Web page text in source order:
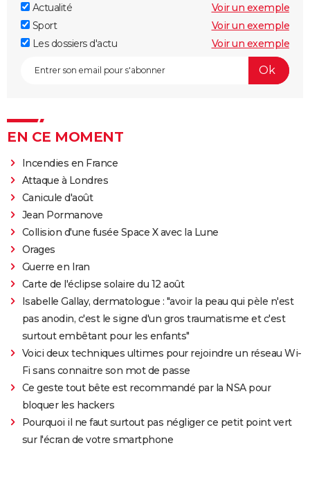
Actualité
Voir un exemple
Sport
Voir un exemple
Les dossiers d'actu
Voir un exemple
EN CE MOMENT
Incendies en France
Attaque à Londres
Canicule d'août
Jean Pormanove
Collision d'une fusée Space X avec la Lune
Orages
Guerre en Iran
Carte de l'éclipse solaire du 12 août
Isabelle Gallay, dermatologue : "avoir la peau qui pèle n'est
pas anodin, c'est le signe d'un gros traumatisme et c'est
surtout embêtant pour les enfants"
Voici deux techniques ultimes pour rejoindre un réseau Wi-
Fi sans connaitre son mot de passe
Ce geste tout bête est recommandé par la NSA pour
bloquer les hackers
Pourquoi il ne faut surtout pas négliger ce petit point vert
sur l'écran de votre smartphone